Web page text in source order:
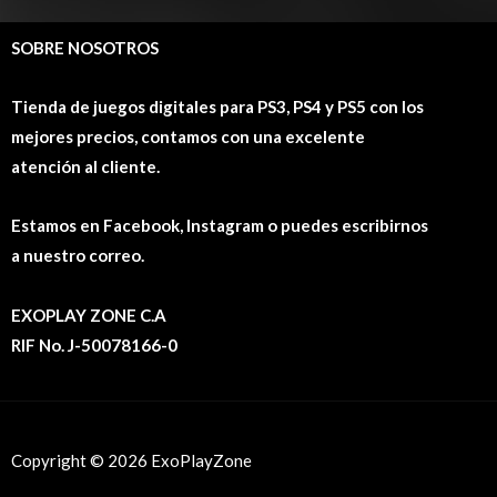
SOBRE NOSOTROS
Tienda de juegos digitales para PS3, PS4 y PS5 con los
mejores precios, contamos con una excelente
atención al cliente.
Estamos en Facebook, Instagram o puedes escribirnos
a nuestro correo.
EXOPLAY ZONE C.A
RIF No. J-50078166-0
Copyright © 2026 ExoPlayZone